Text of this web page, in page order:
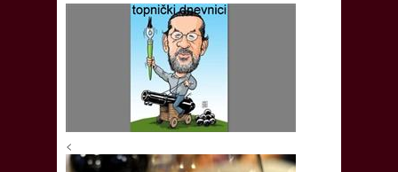
<